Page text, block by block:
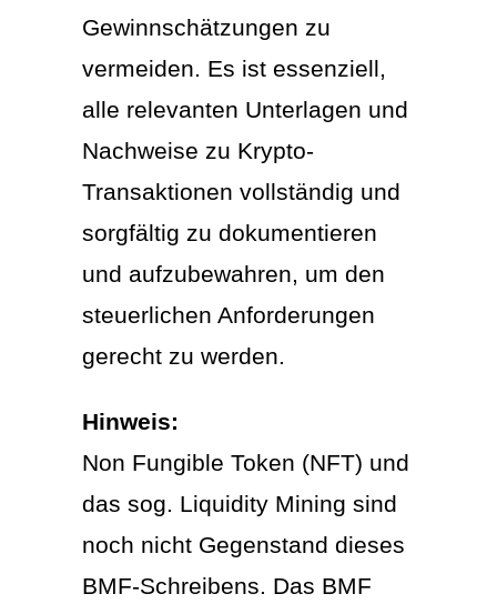
Gewinnschätzungen zu
vermeiden. Es ist essenziell,
alle relevanten Unterlagen und
Nachweise zu Krypto-
Transaktionen vollständig und
sorgfältig zu dokumentieren
und aufzubewahren, um den
steuerlichen Anforderungen
gerecht zu werden.
Hinweis:
Non Fungible Token (NFT) und
das sog. Liquidity Mining sind
noch nicht Gegenstand dieses
BMF-Schreibens. Das BMF